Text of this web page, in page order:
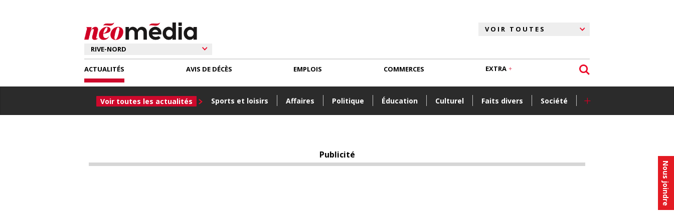
Nous joindre
ACTUALITÉS
Voir toutes les actualités Sports et loisirs Affaires Politique Éducation Culturel Faits divers Société +
AVIS DE DÉCÈS EMPLOIS COMMERCES EXTRA
Publicité